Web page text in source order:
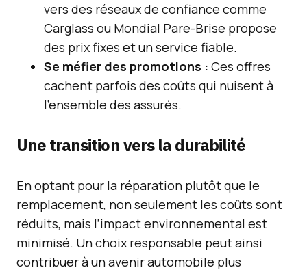
vers des réseaux de confiance comme
Carglass ou Mondial Pare-Brise propose
des prix fixes et un service fiable.
Se méfier des promotions : Ces offres
cachent parfois des coûts qui nuisent à
l’ensemble des assurés.
Une transition vers la durabilité
En optant pour la réparation plutôt que le
remplacement, non seulement les coûts sont
réduits, mais l’impact environnemental est
minimisé. Un choix responsable peut ainsi
contribuer à un avenir automobile plus